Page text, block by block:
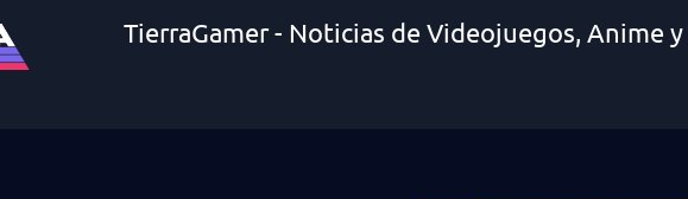
TierraGamer - Noticias de Videojuegos, Anime